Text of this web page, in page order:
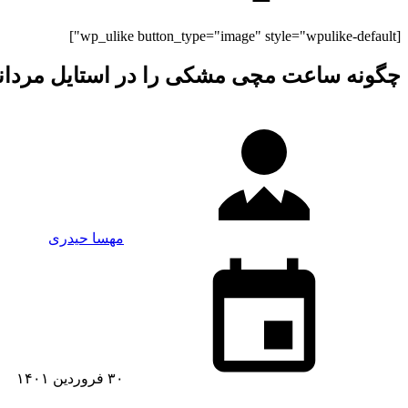
[wp_ulike button_type="image" style="wpulike-default"]
چگونه ساعت مچی مشکی را در استایل
مهسا حیدری
۳۰ فروردین ۱۴۰۱